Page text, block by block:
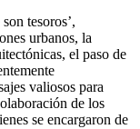
tesoros’,
urbanos, la
el paso de
valiosos para
de los
se encargaron de